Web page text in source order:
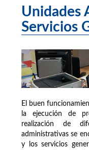
Unidades
Servicios
El buen
la ejecución de
realización de
administrativas se
y los servicios